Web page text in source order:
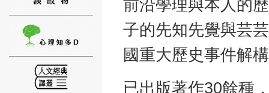
前沿學理與本人的
子的先知先覺與芸
國重大歷史事件解
已出版著作30餘種